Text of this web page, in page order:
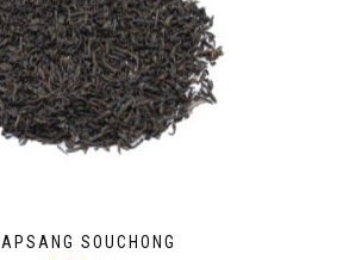
LAPSANG SOUCHONG